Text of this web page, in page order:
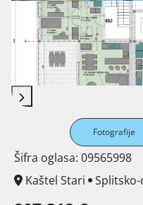
Fotografije
Šifra oglasa: 09565998
Kaštel Stari